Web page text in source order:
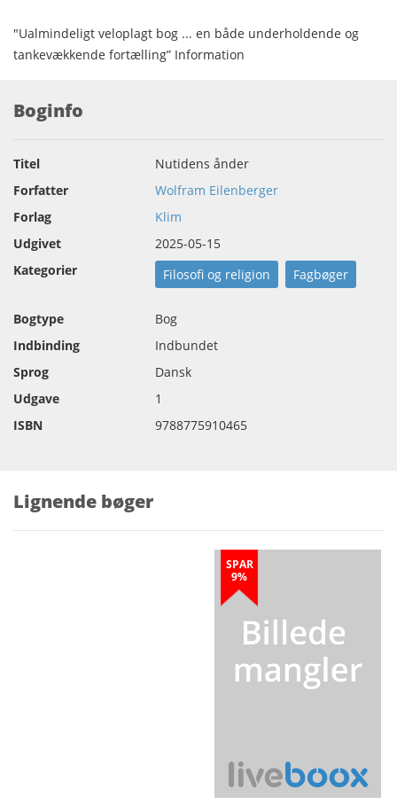
"Ualmindeligt veloplagt bog ... en både underholdende og
tankevækkende fortælling” Information
Boginfo
Titel
Nutidens ånder
Forfatter
Wolfram Eilenberger
Forlag
Klim
Udgivet
2025-05-15
Kategorier
Filosofi og religion Fagbøger
Bogtype
Bog
Indbinding
Indbundet
Sprog
Dansk
Udgave
1
ISBN
9788775910465
Lignende bøger
SPAR
9%